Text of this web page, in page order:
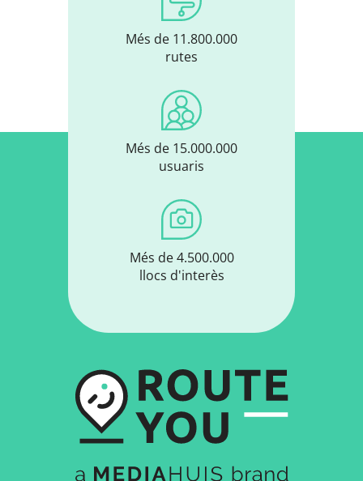
Més de 11.800.000
rutes
Més de 15.000.000
usuaris
Més de 4.500.000
llocs d'interès